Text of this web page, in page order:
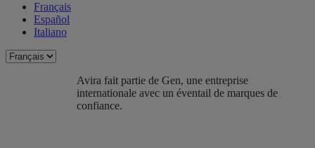
Français
Español
Italiano
Avira fait partie de Gen, une entreprise
internationale avec un éventail de marques de
confiance.​